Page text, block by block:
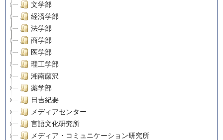
文学部
経済学部
法学部
商学部
医学部
理工学部
湘南藤沢
薬学部
日吉紀要
メディアセンター
言語文化研究所
メディア・コミュニケーション研究所